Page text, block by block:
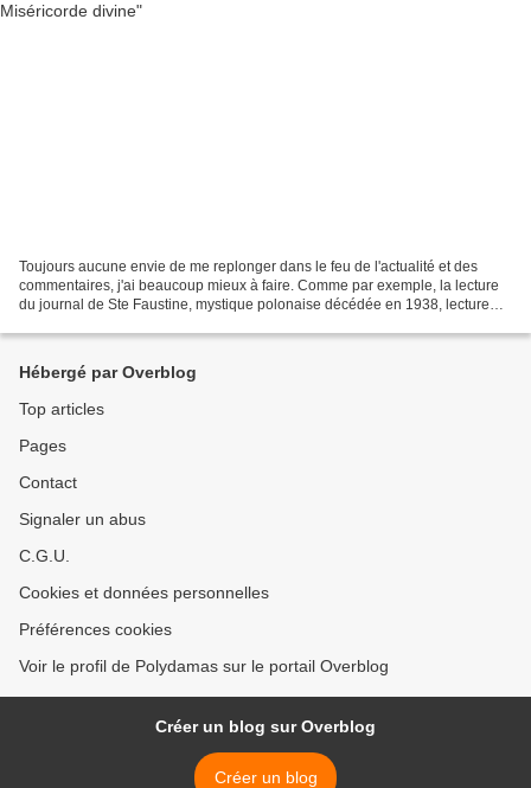
Toujours aucune envie de me replonger dans le feu de l'actualité et des
commentaires, j'ai beaucoup mieux à faire. Comme par exemple, la lecture
du journal de Ste Faustine, mystique polonaise décédée en 1938, lecture
Hébergé par Overblog
Top articles
Pages
Contact
Signaler un abus
C.G.U.
Cookies et données personnelles
Préférences cookies
Voir le profil de Polydamas sur le portail Overblog
Créer un blog sur Overblog
Créer un blog